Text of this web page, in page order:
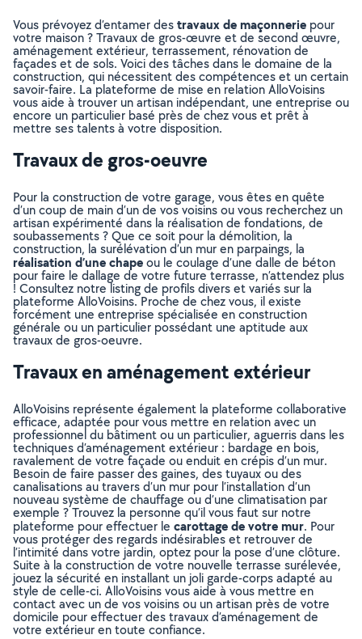
Vous prévoyez d’entamer destravaux de maçonnerie pour
votre maison ? Travaux de gros-œuvre et de second œuvre,
aménagement extérieur, terrassement, rénovation de
façades et de sols. Voici des tâches dans le domaine de la
construction, qui nécessitent des compétences et un certain
savoir-faire. La plateforme de mise en relation AlloVoisins
vous aide à trouver un artisan indépendant, une entreprise ou
encore un particulier basé près de chez vous et prêt à
mettre ses talents à votre disposition.
Travaux de gros-oeuvre
Pour la construction de votre garage, vous êtes en quête
d’un coup de main d’un de vos voisins ou vous recherchez un
artisan expérimenté dans la réalisation de fondations, de
soubassements ? Que ce soit pour la démolition, la
construction, la surélévation d’un mur en parpaings, la
réalisation d’une chapeou le coulage d’une dalle de béton
pour faire le dallage de votre future terrasse, n’attendez plus
! Consultez notre listing de profils divers et variés sur la
plateforme AlloVoisins. Proche de chez vous, il existe
forcément une entreprise spécialisée en construction
générale ou un particulier possédant une aptitude aux
travaux de gros-oeuvre.
Travaux en aménagement extérieur
AlloVoisins représente également la plateforme collaborative
efficace, adaptée pour vous mettre en relation avec un
professionnel du bâtiment ou un particulier, aguerris dans les
techniques d’aménagement extérieur : bardage en bois,
ravalement de votre façade ou enduit en crépis d’un mur.
Besoin de faire passer des gaines, des tuyaux ou des
canalisations au travers d’un mur pour l’installation d’un
nouveau système de chauffage ou d’une climatisation par
exemple ? Trouvez la personne qu’il vous faut sur notre
plateforme pour effectuer le carottage de votre mur. Pour
vous protéger des regards indésirables et retrouver de
l’intimité dans votre jardin, optez pour la pose d’une clôture.
Suite à la construction de votre nouvelle terrasse surélevée,
jouez la sécurité en installant un joli garde-corps adapté au
style de celle-ci. AlloVoisins vous aide à vous mettre en
contact avec un de vos voisins ou un artisan près de votre
domicile pour effectuer des travaux d’aménagement de
votre extérieur en toute confiance.